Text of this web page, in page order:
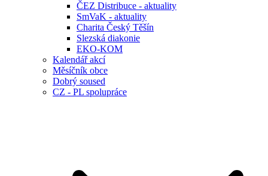
ČEZ Distribuce - aktuality
SmVaK - aktuality
Charita Český Těšín
Slezská diakonie
EKO-KOM
Kalendář akcí
Měsíčník obce
Dobrý soused
CZ - PL spolupráce